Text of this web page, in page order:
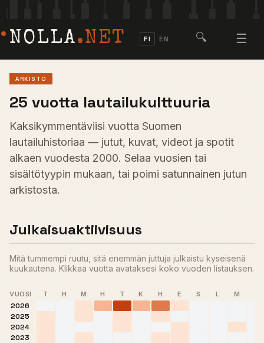
NOLLA.NET FI EN 🔍 ☰
ARKISTO
25 vuotta lautailukulttuuria
Kaksikymmentäviisi vuotta Suomen
lautailuhistoriaa — jutut, kuvat, videot ja spotit
alkaen vuodesta 2000. Selaa vuosien tai
sisältötyypin mukaan, tai poimi satunnainen jutun
arkistosta.
Julkaisuaktiivisuus
Mitä tummempi ruutu, sitä enemmän juttuja julkaistu kyseisenä
kuukautena. Klikkaa vuotta avataksesi koko vuoden listauksen.
VUOSI T H M H T K H E S L M J
2026
2025
2024
2023